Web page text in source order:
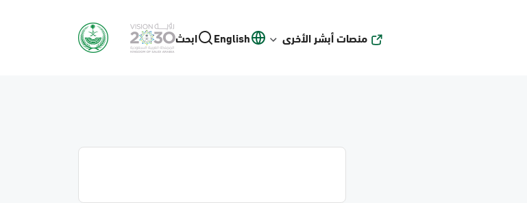
منصات أبشر الأخرى English ابحث